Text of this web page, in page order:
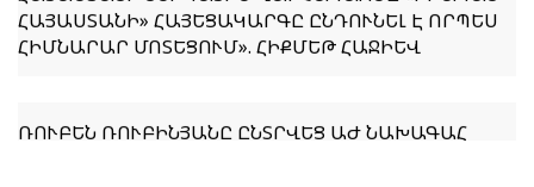
ՀԻՄՆԱՐԱՐ ՄՈՏԵՑՈՒՄ». ՀԻՔՄԵԹ ՀԱՋԻԵՎ